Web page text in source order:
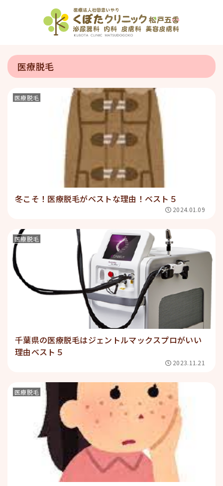
医療脱毛
医療脱毛
冬こそ！医療脱毛がベストな理由！ベスト５
2024.01.09
医療脱毛
千葉県の医療脱毛はジェントルマックスプロがいい
理由ベスト５
2023.11.21
医療脱毛